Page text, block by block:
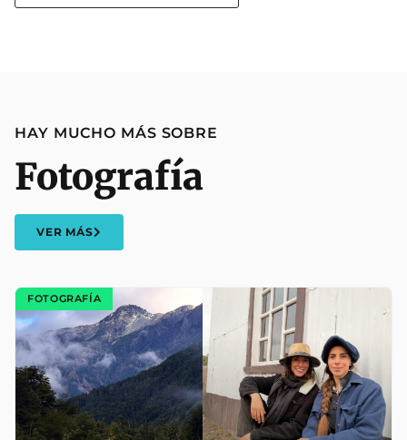
HAY MUCHO MÁS SOBRE
Fotografía
VER MÁS
FOTOGRAFÍA